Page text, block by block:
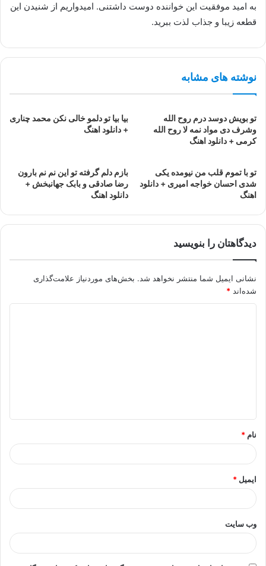
به امید موفقیت این خواننده دوست داشتنی. امیدواریم از شنیدن این
قطعه زیبا و جذاب لذت ببرید.
نوشته های مشابه
تو بویش دوسد درم روح الله
وشرف دی مواد نمه لا روح الله
کرمی + دانلود اهنگ
بیا بیا تو دلمو خالی نکن محمد چناری
+ دانلود اهنگ
تو با تموم قلب من نیومده یکی
شدی احسان خواجه امیری + دانلود
اهنگ
بازم دلم گرفته تو این نم نم بارون
رضا صادقی و بابک جهانبخش +
دانلود اهنگ
دیدگاهتان را بنویسید
نشانی ایمیل شما منتشر نخواهد شد. بخش‌های موردنیاز علامت‌گذاری
شده‌اند *
*
نام *
ایمیل *
وب‌ سایت